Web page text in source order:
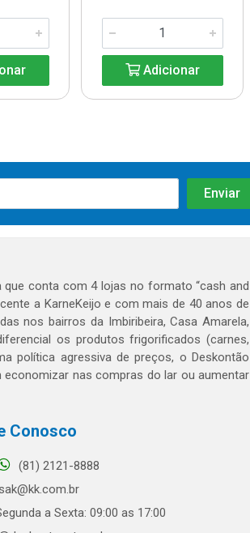
Adicionar
conta com 4 lojas no formato “cash and
a KarneKeijo e com mais de 40 anos de
nos bairros da Imbiribeira, Casa Amarela,
os produtos frigorificados (carnes,
política agressiva de preços, o Deskontão
nas compras do lar ou aumentar
Conosco
(81) 2121-8888
sak@kk.com.br
a Sexta: 09:00 as 17:00